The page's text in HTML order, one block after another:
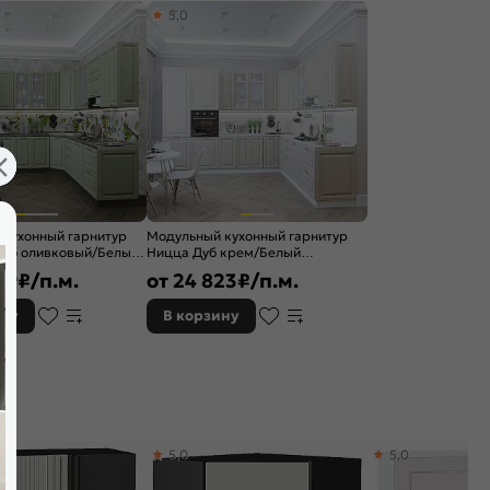
кухонный гарнитур
оливковый/Белый
₽/п.м.
Модульный кухонный гарнитур
Ницца Дуб крем/Белый
2340x3200/2700x600
5,0
от 24 823₽/п.м.
В корзину
5,0 5,0